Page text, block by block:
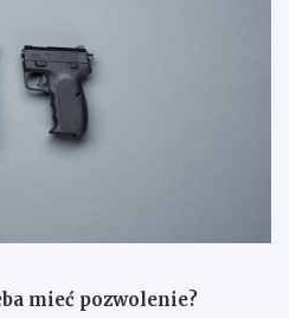
mieć pozwolenie?